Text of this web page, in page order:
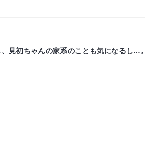
見初ちゃんの家系のことも気になるし…。